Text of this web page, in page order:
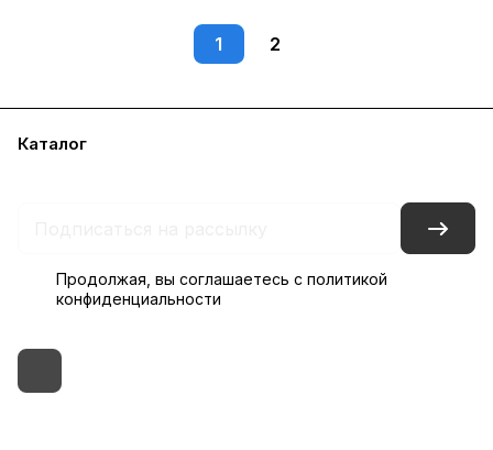
1 2
Каталог
Продолжая, вы соглашаетесь с политикой
конфиденциальности